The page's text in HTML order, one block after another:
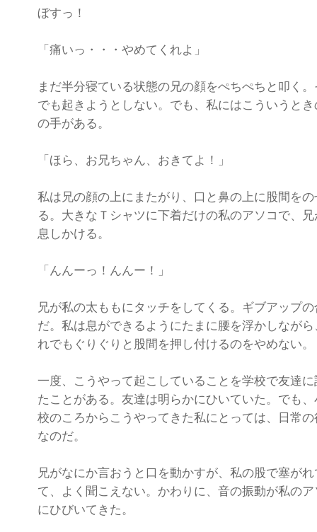
ぼすっ！
「痛いっ・・・やめてくれよ」
まだ半分寝ている状態の兄の顔をぺちぺちと叩く。
でも起きようとしない。でも、私にはこういうとき
の手がある。
「ほら、お兄ちゃん、おきてよ！」
私は兄の顔の上にまたがり、口と鼻の上に股間をの
る。大きなＴシャツに下着だけの私のアソコで、兄
息しかける。
「んんーっ！んんー！」
兄が私の太ももにタッチをしてくる。ギブアップの
だ。私は息ができるようにたまに腰を浮かしながら
れでもぐりぐりと股間を押し付けるのをやめない。
一度、こうやって起こしていることを学校で友達に
たことがある。友達は明らかにひいていた。でも、
校のころからこうやってきた私にとっては、日常の
なのだ。
兄がなにか言おうと口を動かすが、私の股で塞がれ
て、よく聞こえない。かわりに、音の振動が私のア
にひびいてきた。